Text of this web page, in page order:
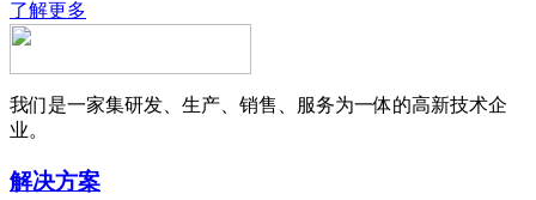
了解更多
我们是一家集研发、生产、销售、服务为一体的高新技术企
业。
解决方案